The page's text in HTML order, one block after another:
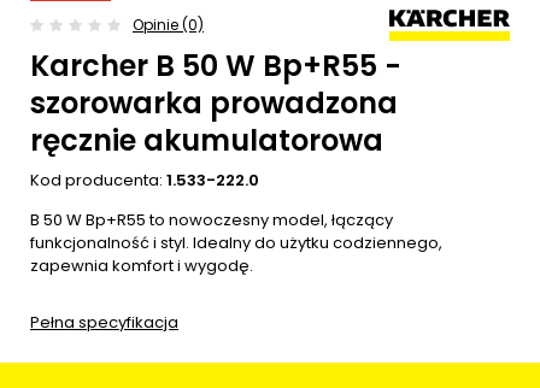
Opinie (0)
Karcher B 50 W Bp+R55 -
szorowarka prowadzona
ręcznie akumulatorowa
Kod producenta: 1.533-222.0
B 50 W Bp+R55 to nowoczesny model, łączący
funkcjonalność i styl. Idealny do użytku codziennego,
zapewnia komfort i wygodę.
Pełna specyfikacja